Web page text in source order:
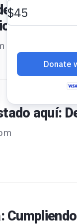
de
aquí: